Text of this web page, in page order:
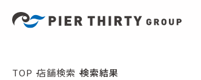
TOP 店舗検索 検索結果